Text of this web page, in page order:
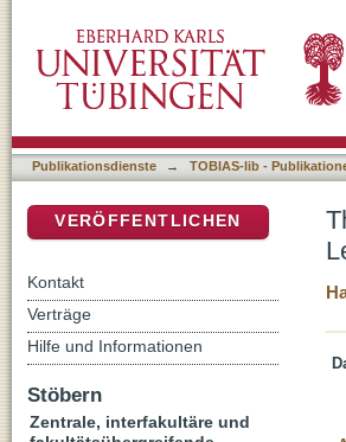
Historische und
Publikationsdienste → TOBIAS-lib -
VERÖFFENTLICHEN
Kontakt
Verträge
Hilfe und Informationen
Stöbern
Zentrale, interfakultäre und